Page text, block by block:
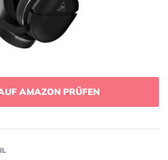
AMAZON PRÜFEN